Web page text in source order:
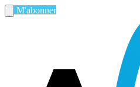
M'abonner